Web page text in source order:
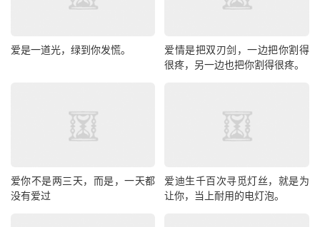
爱是一道光，绿到你发慌。
爱情是把双刃剑，一边把你割得
很疼，另一边也把你割得很疼。
爱你不是两三天，而是，一天都
没有爱过
爱迪生千百次寻觅灯丝，就是为
让你，当上耐用的电灯泡。